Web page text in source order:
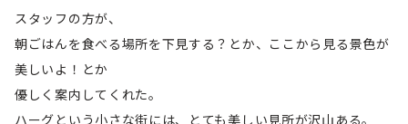
スタッフの方が、
朝ごはんを食べる場所を下見する？とか、ここから見る景色が
美しいよ！とか
優しく案内してくれた。
ハーグという小さな街には、とても美しい見所が沢山ある。